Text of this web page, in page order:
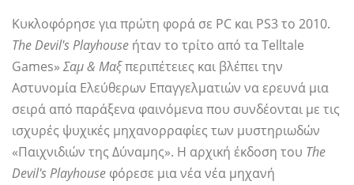
Κυκλοφόρησε για πρώτη φορά σε PC και PS3 το 2010.
The Devil's Playhouse ήταν το τρίτο από τα Telltale
Games» Σαμ & Μαξπεριπέτειες και βλέπει την
Αστυνομία Ελεύθερων Επαγγελματιών να ερευνά μια
σειρά από παράξενα φαινόμενα που συνδέονται με τις
ισχυρές ψυχικές μηχανορραφίες των μυστηριωδών
«Παιχνιδιών της Δύναμης». Η αρχική έκδοση του The
Devil's Playhouse φόρεσε μια νέα νέα μηχανή